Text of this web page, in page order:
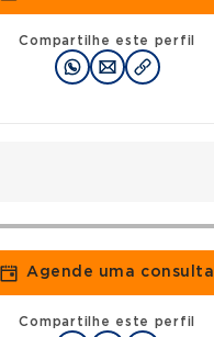
Compartilhe este perfil
Agende uma consulta
Compartilhe este perfil